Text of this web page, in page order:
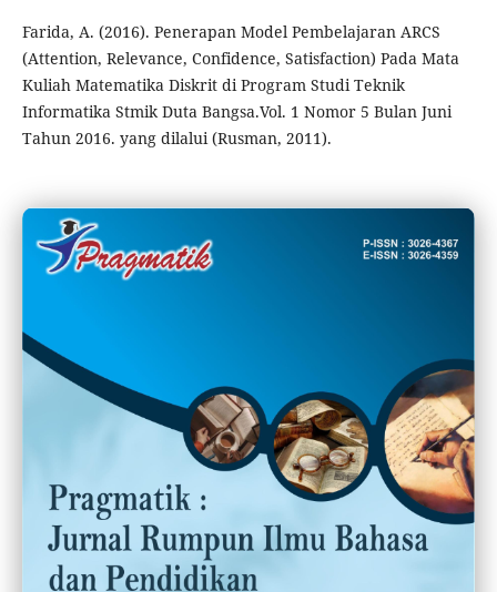
Farida, A. (2016). Penerapan Model Pembelajaran ARCS
(Attention, Relevance, Confidence, Satisfaction) Pada Mata
Kuliah Matematika Diskrit di Program Studi Teknik
Informatika Stmik Duta Bangsa.Vol. 1 Nomor 5 Bulan Juni
Tahun 2016. yang dilalui (Rusman, 2011).